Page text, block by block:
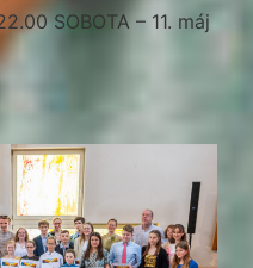
SOBOTA – 11. máj